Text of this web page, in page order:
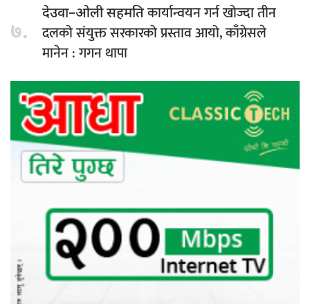
७.
देउवा–ओली सहमतिकार्यान्वयन गर्न खोज्दा तीन
दलको संयुक्त सरकारको प्रस्ताव आयो, काँग्रेसले
मानेन : गगन थापा